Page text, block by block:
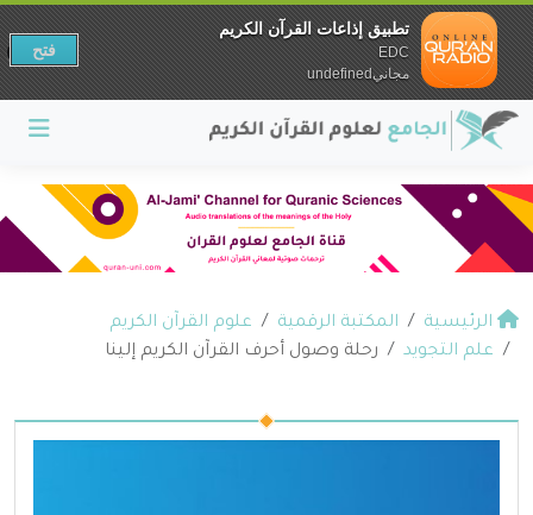
الرئيسية المكتبة الرقمية
علوم القرآن الكريم
علم التجويد
رحلة وصول أحرف القرآن الكريم إلينا
تطبيق إذاعات القرآن الكريم
EDC
مجانيundefined
فتح